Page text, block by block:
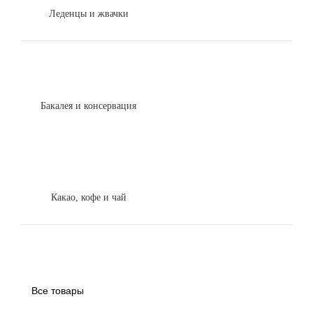
Леденцы и жвачки
Бакалея и консервация
Какао, кофе и чай
Все товары